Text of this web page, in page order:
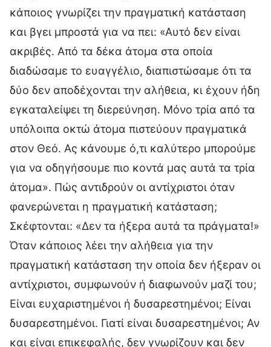
κάποιος γνωρίζει την πραγματική κατάσταση
και βγει μπροστά για να πει: «Αυτό δεν είναι
ακριβές. Από τα δέκα άτομα στα οποία
διαδώσαμε το ευαγγέλιο, διαπιστώσαμε ότι τα
δύο δεν αποδέχονται την αλήθεια, κι έχουν ήδη
εγκαταλείψει τη διερεύνηση. Μόνο τρία από τα
υπόλοιπα οκτώ άτομα πιστεύουν πραγματικά
στον Θεό. Ας κάνουμε ό,τι καλύτερο μπορούμε
για να οδηγήσουμε πιο κοντά μας αυτά τα τρία
άτομα». Πώς αντιδρούν οι αντίχριστοι όταν
φανερώνεται η πραγματική κατάσταση;
Σκέφτονται: «Δεν τα ήξερα αυτά τα πράγματα!»
Όταν κάποιος λέει την αλήθεια για την
πραγματική κατάσταση την οποία δεν ήξεραν οι
αντίχριστοι, συμφωνούν ή διαφωνούν μαζί του;
Είναι ευχαριστημένοι ή δυσαρεστημένοι; Είναι
δυσαρεστημένοι. Γιατί είναι δυσαρεστημένοι; Αν
και είναι επικεφαλής, δεν γνωρίζουν και δεν